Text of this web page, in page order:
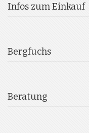
Infos zum Einkauf
Bergfuchs
Beratung